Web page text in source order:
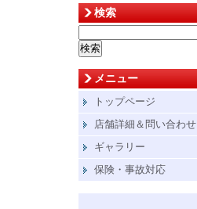
検索
索:
メニュー
トップページ
店舗詳細＆問い合わせ
ギャラリー
保険・事故対応